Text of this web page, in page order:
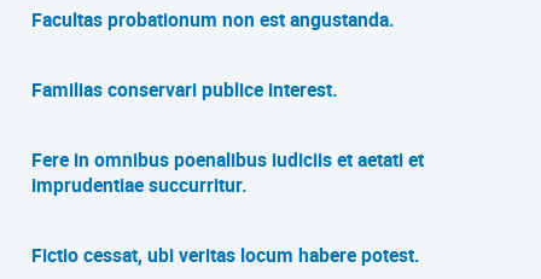
Facultas probationum non est angustanda.
Familias conservari publice interest.
Fere in omnibus poenalibus iudiciis et aetati et
imprudentiae succurritur.
Fictio cessat, ubi veritas locum habere potest.